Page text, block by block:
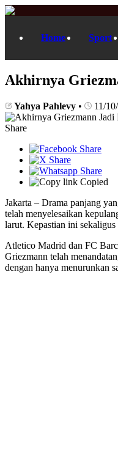
Home Sport
Akhirnya
Yahya Pahlevy • 11/
Share
Copied
Jakarta – Drama panjang
telah menyelesaikan
larut. Kepastian ini
Atletico Madrid dan FC
Griezmann telah
dengan hanya menurunkan